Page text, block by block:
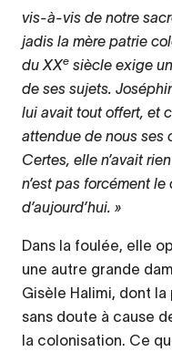
vis-à-vis de notre
jadis la mère patrie
du XXe siècle exige
de ses sujets.
lui avait tout offert, et
attendue de nous ses
Certes, elle n’avait
n’est pas forcément
d’aujourd’hui. »
Dans la foulée, elle
une autre grande
Gisèle Halimi, dont
sans doute à cause
la colonisation. Ce